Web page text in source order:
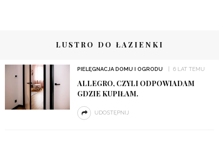
LUSTRO DO ŁAZIENKI
PIELĘGNACJA DOMU I OGRODU 6 LAT TEMU
ALLEGRO, CZYLI ODPOWIADAM
GDZIE KUPIŁAM.
UDOSTĘPNIJ